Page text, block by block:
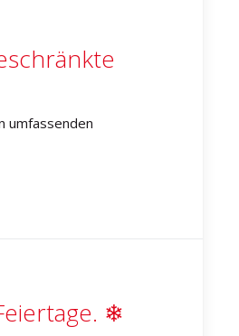
umfassenden
❄